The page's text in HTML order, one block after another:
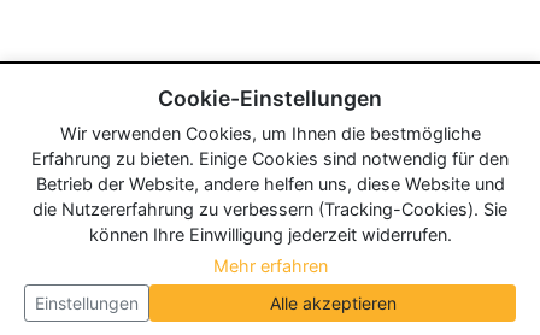
Cookie-Einstellungen
Wir verwenden Cookies, um Ihnen die bestmögliche
Erfahrung zu bieten. Einige Cookies sind notwendig für den
Betrieb der Website, andere helfen uns, diese Website und
die Nutzererfahrung zu verbessern (Tracking-Cookies). Sie
können Ihre Einwilligung jederzeit widerrufen.
Mehr erfahren
Einstellungen
Alle akzeptieren